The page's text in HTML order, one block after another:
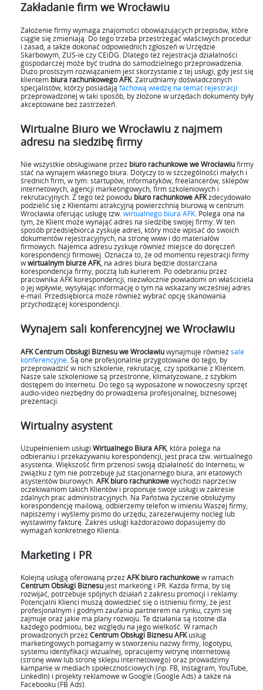
Zakładanie firm we Wrocławiu
Założenie firmy wymaga znajomości obowiązujących przepisów, które
ciągle się zmieniają. Do tego trzeba przestrzegać właściwych procedur
i zasad, a także dokonać odpowiednich zgłoszeń w Urzędzie
Skarbowym, ZUS-ie czy CEiDG. Dlatego też rejestracja działalności
gospodarczej może być trudna do samodzielnego przeprowadzenia.
Dużo prostszym rozwiązaniem jest skorzystanie z tej usługi, gdy jest się
klientem biura rachunkowego AFK. Zatrudniamy doświadczonych
specjalistów, którzy posiadają fachową wiedzę na temat rejestracji
przeprowadzonej w taki sposób, by złożone w urzędach dokumenty były
akceptowane bez zastrzeżeń.
Wirtualne Biuro we Wrocławiu z najmem
adresu na siedzibę firmy
Nie wszystkie obsługiwane przez biuro rachunkowe we Wrocławiufirmy
stać na wynajem własnego biura. Dotyczy to w szczególności małych i
średnich firm, w tym: startupów, informatyków, freelancerów, sklepów
internetowych, agencji marketingowych, firm szkoleniowych i
rekrutacyjnych. Z tego też powodu biuro rachunkowe AFKzdecydowało
podzielić się z Klientami atrakcyjną powierzchnią biurową w centrum
Wrocławia oferując usługę tzw. wirtualnego biura AFK . Polega ona na
tym, że Klient może wynająć adres na siedzibę swojej firmy. W ten
sposób przedsiębiorca zyskuje adres, który może wpisać do swoich
dokumentów rejestracyjnych, na stronę www i do materiałów
firmowych. Najemca adresu zyskuje również miejsce do doręczeń
korespondencji firmowej. Oznacza to, że od momentu rejestracji firmy
wwirtualnym biurze AFK, na adres biura będzie dostarczana
korespondencja firmy, pocztą lub kurierem. Po odebraniu przez
pracownika AFK korespondencji, niezwłocznie powiadomi on właściciela
o jej wpływie, wysyłając informację o tym na wskazany wcześniej adres
e-mail. Przedsiębiorca może również wybrać opcję skanowania
przychodzącej korespondencji.
Wynajem sali konferencyjnej we Wrocławiu
AFK Centrum Obsługi Biznesu we Wrocławiuwynajmuje również sale
konferencyjne . Są one profesjonalnie przygotowane do tego, by
przeprowadzić w nich szkolenie, rekrutację, czy spotkanie z Klientem.
Nasze sale szkoleniowe są przestronne, klimatyzowane, z szybkim
dostępem do Internetu. Do tego są wyposażone w nowoczesny sprzęt
audio-video niezbędny do prowadzenia profesjonalnej, biznesowej
prezentacji.
Wirtualny asystent
Uzupełnieniem usługi Wirtualnego Biura AFK, która polega na
odbieraniu i przekazywaniu korespondencji, jest praca tzw. wirtualnego
asystenta. Większość firm przenosi swoją działalność do Internetu, w
związku z tym nie potrzebuje już stacjonarnego biura, ani etatowych
asystentów biurowych. AFK biuro rachunkowewychodzi naprzeciw
oczekiwaniom takich Klientów i proponuje swoje usługi w zakresie
zdalnych prac administracyjnych. Na Państwa życzenie obsłużymy
korespondencję mailową, odbierzemy telefon w imieniu Waszej firmy,
napiszemy i wyślemy pismo do urzędu, zarezerwujemy nocleg lub
wystawimy fakturę. Zakres usługi każdorazowo dopasujemy do
wymagań konkretnego Klienta.
Marketing i PR
Kolejną usługą oferowaną przezAFK biuro rachunkowew ramach
Centrum Obsługi Biznesu jest marketing i PR. Każda firma, by się
rozwijać, potrzebuje spójnych działań z zakresu promocji i reklamy.
Potencjalni Klienci muszą dowiedzieć się o istnieniu firmy, że jest
profesjonalnym i godnym zaufania partnerem na rynku, czym się
zajmuje oraz jakie ma plany rozwoju. Te działania są istotne dla
każdego podmiotu, bez względu na jego wielkość. W ramach
prowadzonych przezCentrum Obsługi Biznesu AFKusług
marketingowych pomagamy w stworzeniu nazwy firmy, logotypu,
systemu identyfikacji wizualnej, opracujemy witrynę internetową
(stronę www lub stronę sklepu internetowego) oraz prowadzimy
kampanie w mediach społecznościowych (np. FB, Instagram, YouTube,
LinkedIn) i projekty reklamowe w Google (Google Ads) a także na
Facebooku (FB Ads).